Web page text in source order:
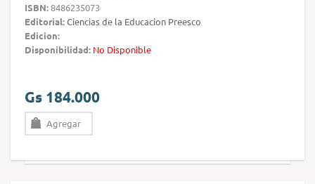
ISBN:8486235073
Editorial:Ciencias de la Educacion Preesco
Edicion:
Disponibilidad: No Disponible
Gs 184.000
Agregar